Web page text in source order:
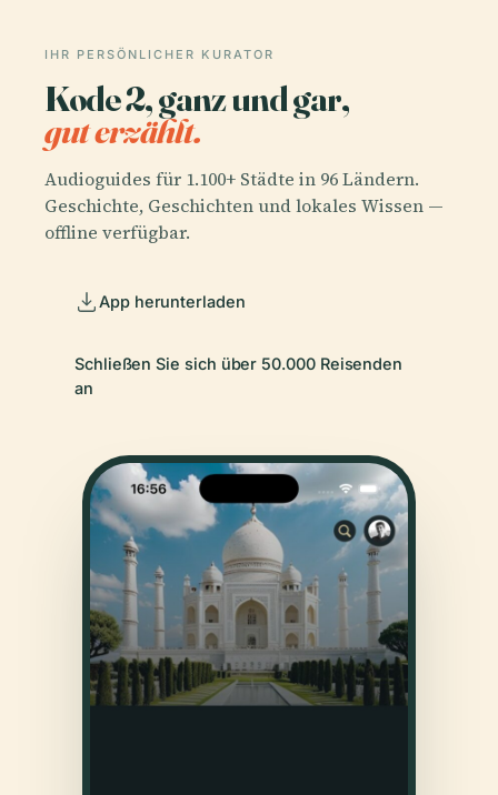
IHR PERSÖNLICHER KURATOR
Kode 2, ganz und gar,
gut erzählt.
Audioguides für 1.100+ Städte in 96 Ländern.
Geschichte, Geschichten und lokales Wissen —
offline verfügbar.
App herunterladen
Schließen Sie sich über 50.000 Reisenden
an